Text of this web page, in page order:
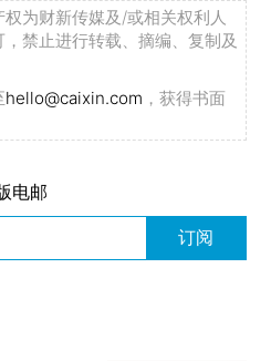
为财新传媒及/或相关权利人
禁止进行转载、摘编、复制及
hello@caixin.com ，获得书面
电邮
订阅